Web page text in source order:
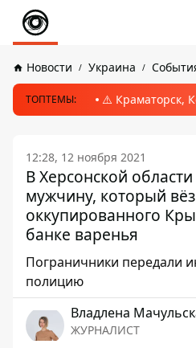
Новости Украина
ТОПТЕМЫ: ⚠️ Краматорск,
12:28, 12 ноября 2021
В Херсонской
мужчину, который
оккупированного
банке варенья
Пограничники передали
полицию
Владлена
ЖУРНАЛИСТ